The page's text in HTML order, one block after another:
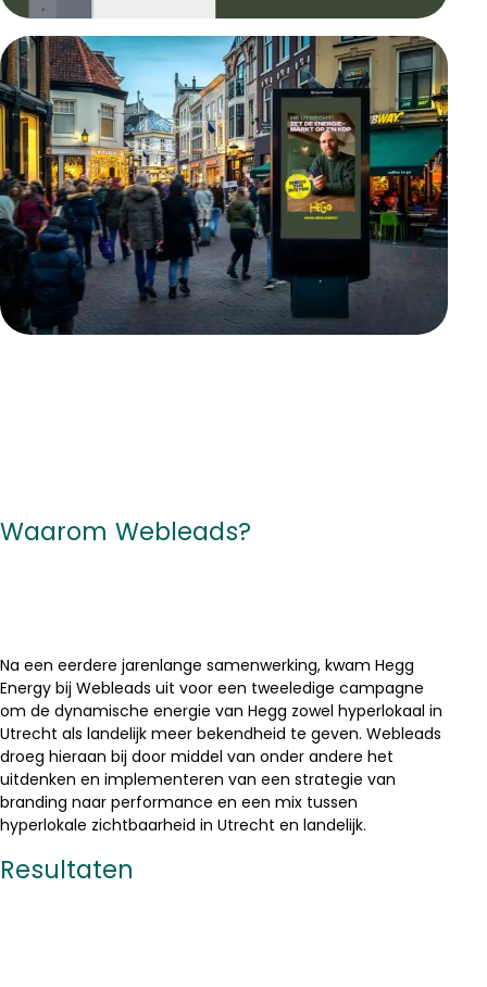
Waarom Webleads?
Na een eerdere jarenlange samenwerking, kwam Hegg
Energy bij Webleads uit voor een tweeledige campagne
om de dynamische energie van Hegg zowel hyperlokaal in
Utrecht als landelijk meer bekendheid te geven. Webleads
droeg hieraan bij door middel van onder andere het
uitdenken en implementeren van een strategie van
branding naar performance en een mix tussen
hyperlokale zichtbaarheid in Utrecht en landelijk.
Resultaten